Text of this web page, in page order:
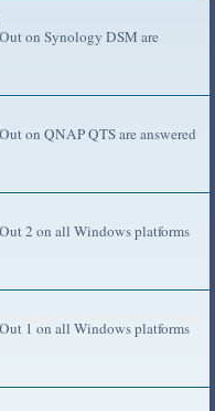
on Synology DSM are
on QNAP QTS are answered
2 on all Windows platforms
1 on all Windows platforms